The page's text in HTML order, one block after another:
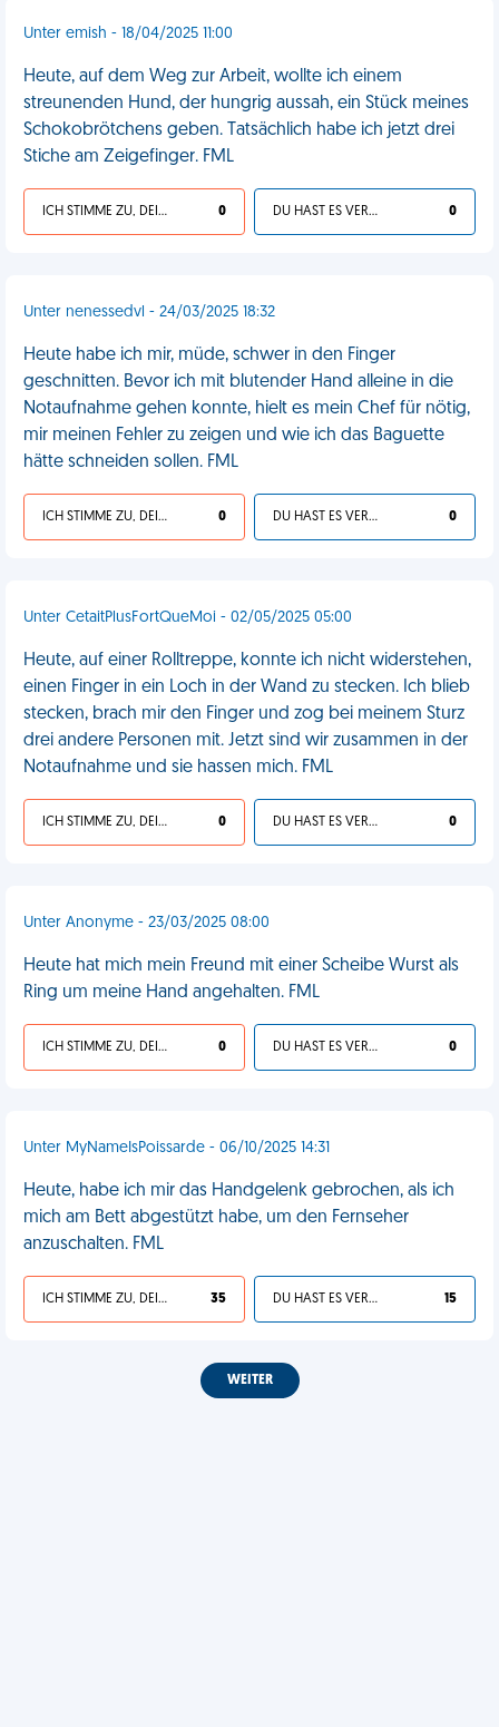
Unter emish - 18/04/2025 11:00
Heute, auf dem Weg zur Arbeit, wollte ich einem
streunenden Hund, der hungrig aussah, ein Stück meines
Schokobrötchens geben. Tatsächlich habe ich jetzt drei
Stiche am Zeigefinger. FML
ICH STIMME ZU, DEIN LEBEN IST SCHEISSE 0 DU HAST ES VERDIENT 0
Unter nenessedvl - 24/03/2025 18:32
Heute habe ich mir, müde, schwer in den Finger
geschnitten. Bevor ich mit blutender Hand alleine in die
Notaufnahme gehen konnte, hielt es mein Chef für nötig,
mir meinen Fehler zu zeigen und wie ich das Baguette
hätte schneiden sollen. FML
ICH STIMME ZU, DEIN LEBEN IST SCHEISSE 0 DU HAST ES VERDIENT 0
Unter CetaitPlusFortQueMoi - 02/05/2025 05:00
Heute, auf einer Rolltreppe, konnte ich nicht widerstehen,
einen Finger in ein Loch in der Wand zu stecken. Ich blieb
stecken, brach mir den Finger und zog bei meinem Sturz
drei andere Personen mit. Jetzt sind wir zusammen in der
Notaufnahme und sie hassen mich. FML
ICH STIMME ZU, DEIN LEBEN IST SCHEISSE 0 DU HAST ES VERDIENT 0
Unter Anonyme - 23/03/2025 08:00
Heute hat mich mein Freund mit einer Scheibe Wurst als
Ring um meine Hand angehalten. FML
ICH STIMME ZU, DEIN LEBEN IST SCHEISSE 0 DU HAST ES VERDIENT 0
Unter MyNameIsPoissarde - 06/10/2025 14:31
Heute, habe ich mir das Handgelenk gebrochen, als ich
mich am Bett abgestützt habe, um den Fernseher
anzuschalten. FML
ICH STIMME ZU, DEIN LEBEN IST SCHEISSE 35 DU HAST ES VERDIENT 15
WEITER